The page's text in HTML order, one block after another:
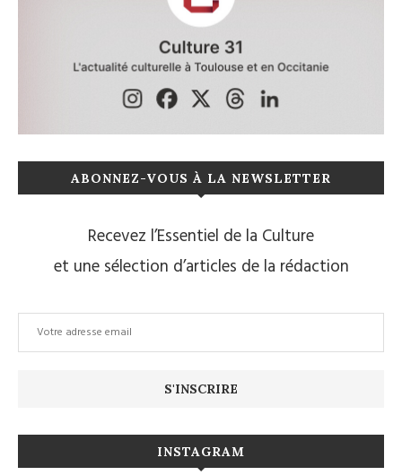
ABONNEZ-VOUS À LA NEWSLETTER
Recevez l’Essentiel de la Culture
et une sélection d’articles de la rédaction
INSTAGRAM